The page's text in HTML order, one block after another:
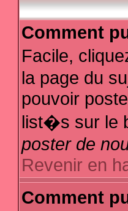
Comment
Facile,
la page du
pouvoir
list�s sur le
poster de
Revenir en
Comment